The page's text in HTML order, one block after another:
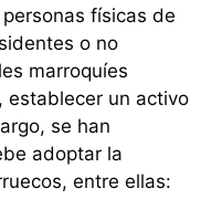
físicas de
o no
marroquíes
establecer un activo
se han
adoptar la
entre ellas: